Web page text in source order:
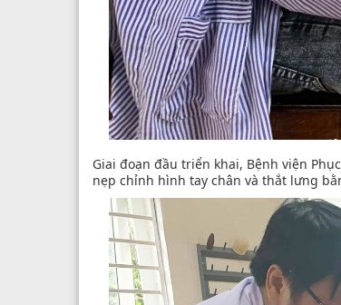
Giai đoạn đầu triển khai, Bệnh viện
nẹp chỉnh hình tay chân và thắt lưng